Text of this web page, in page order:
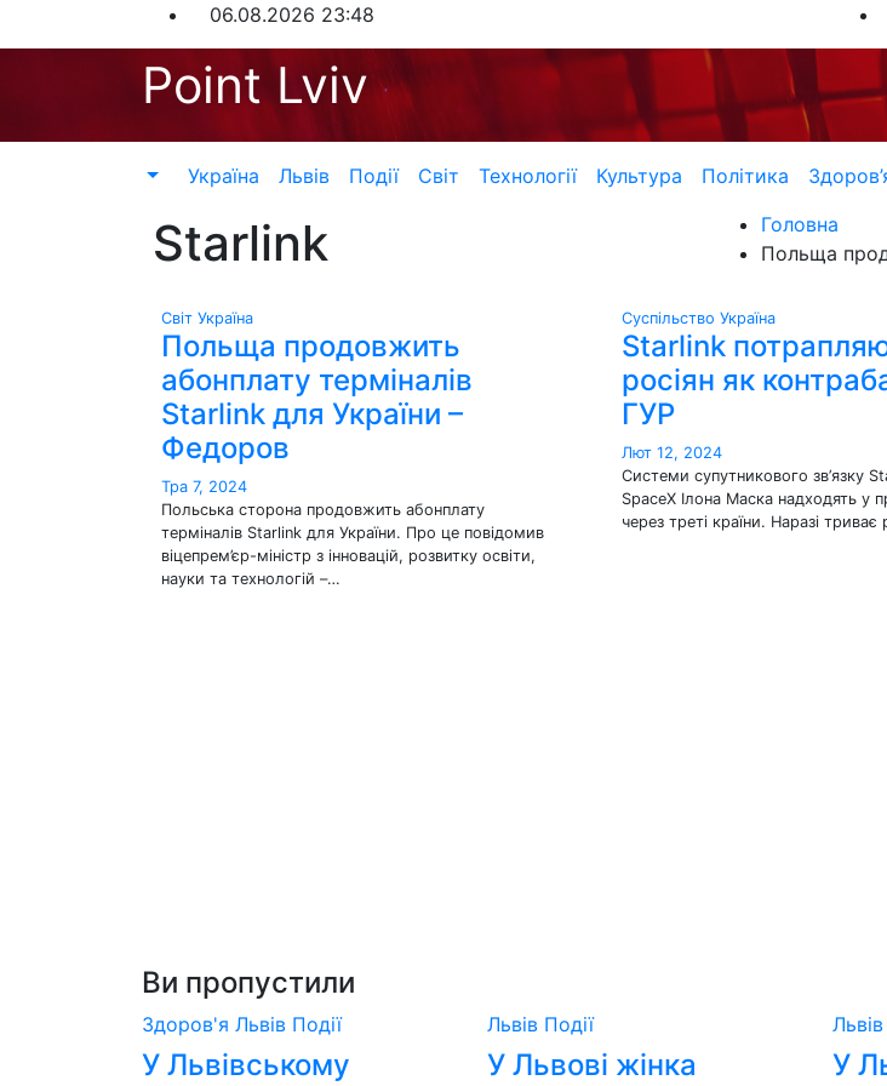
до
06.08.2026 23:48
Point Lviv
Україна Львів Події Світ Технології Культура Політика
Starlink
Головна
Польща
Світ Україна
Польща продовжить
абонплату терміналів
Starlink для України –
Федоров
Тра 7, 2024
Польська сторона продовжить абонплату
терміналів Starlink для України. Про це повідомив
віцепрем’єр-міністр з інновацій, розвитку освіти,
науки та технологій –…
Суспільство Україна
Starlink
росіян як
ГУР
Лют 12, 2024
Системи супутникового зв’язку
SpaceX Ілона Маска надходять у
через треті країни. Наразі
Ви пропустили
Здоров'я Львів Події
У Львівському
Львів Події
У Львові жінка
Львів
У